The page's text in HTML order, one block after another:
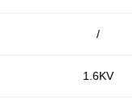
/
1.6KV